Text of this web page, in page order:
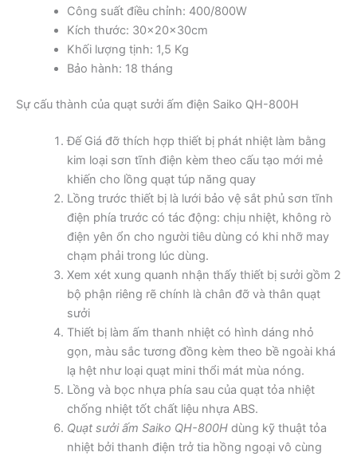
Công suất điều chỉnh: 400/800W
Kích thước: 30x20x30cm
Khối lượng tịnh: 1,5 Kg
Bảo hành: 18 tháng
Sự cấu thành của quạt sưởi ấm điện Saiko QH-800H
Đế Giá đỡ thích hợp thiết bị phát nhiệt làm bằng
kim loại sơn tĩnh điện kèm theo cấu tạo mới mẻ
khiến cho lồng quạt túp năng quay
Lồng trước thiết bị là lưới bảo vệ sắt phủ sơn tĩnh
điện phía trước có tác động: chịu nhiệt, không rò
điện yên ổn cho người tiêu dùng có khi nhỡ may
chạm phải trong lúc dùng.
Xem xét xung quanh nhận thấy thiết bị sưởi gồm 2
bộ phận riêng rẽ chính là chân đỡ và thân quạt
sưởi
Thiết bị làm ấm thanh nhiệt có hình dáng nhỏ
gọn, màu sắc tương đồng kèm theo bề ngoài khá
lạ hệt như loại quạt mini thổi mát mùa nóng.
Lồng và bọc nhựa phía sau của quạt tỏa nhiệt
chống nhiệt tốt chất liệu nhựa ABS.
Quạt sưởi ấm Saiko QH-800Hdùng kỹ thuật tỏa
nhiệt bởi thanh điện trở tia hồng ngoại vô cùng